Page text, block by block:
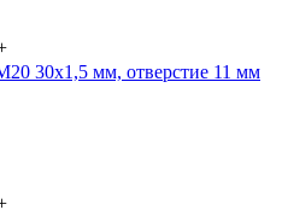
30x1,5 мм, отверстие 11 мм